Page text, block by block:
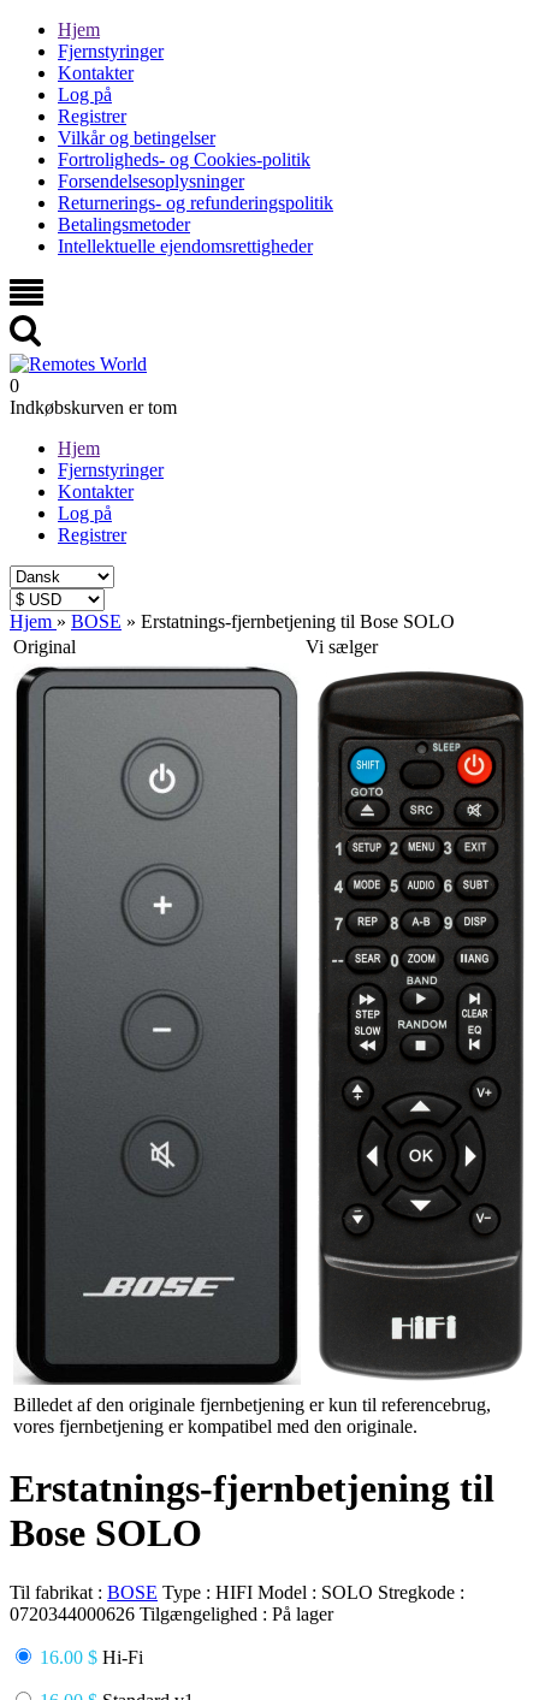
Hjem
Fjernstyringer
Kontakter
Log på
Registrer
Vilkår og betingelser
Fortroligheds- og Cookies-politik
Forsendelsesoplysninger
Returnerings- og refunderingspolitik
Betalingsmetoder
Intellektuelle ejendomsrettigheder
0
Indkøbskurven er tom
Hjem
Fjernstyringer
Kontakter
Log på
Registrer
Hjem » BOSE » Erstatnings-fjernbetjening til Bose SOLO
Original
Vi sælger
Billedet af den originale fjernbetjening er kun til referencebrug,
vores fjernbetjening er kompatibel med den originale.
Erstatnings-fjernbetjening til
Bose SOLO
Til fabrikat : BOSE Type : HIFI Model : SOLO Stregkode :
0720344000626 Tilgængelighed : På lager
16.00 $ Hi-Fi